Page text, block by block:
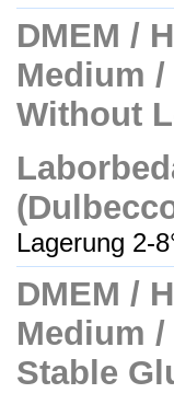
DMEM /
Medium
Without
Lagerung 2-
DMEM /
Medium
Stable